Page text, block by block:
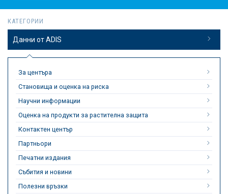
КАТЕГОРИИ
Данни от ADIS
За центъра
Становища и оценка на риска
Научни информации
Оценка на продукти за растителна защита
Контактен център
Партньори
Печатни издания
Събития и новини
Полезни връзки